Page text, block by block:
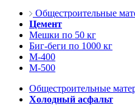
Общестроительные
Цемент
Мешки по 50 кг
Биг-беги по 1000 кг
М-400
М-500
Общестроительные
Холодный асфальт